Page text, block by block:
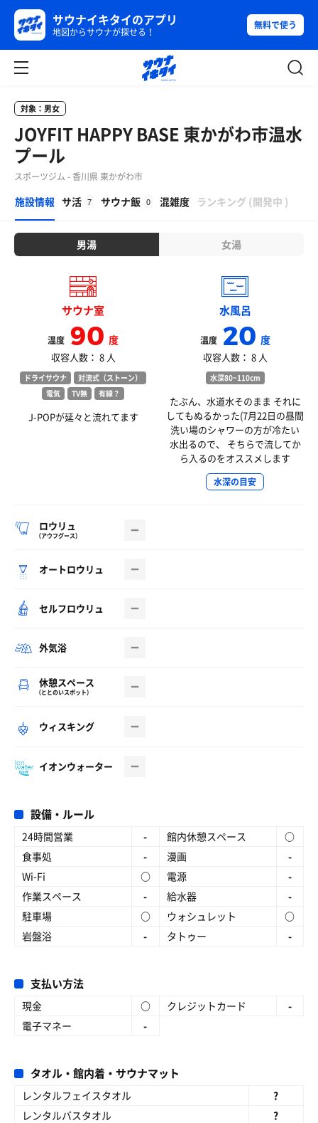
サウナイキタイのアプリ
地図からサウナが探せる！
無料で使う
対象：男女
JOYFIT HAPPY BASE 東かがわ市温水
プール
スポーツジム - 香川県 東かがわ市
施設情報 サ活 7 サウナ飯 0 混雑度 ランキング (開発中 )
男湯 女湯
サウナ室
温度 90度
収容人数： 8 人
ドライサウナ
対流式（ストーン）
電気
TV無 有線？
J-POPが延々と流れてます
水風呂
温度20度
収容人数： 8 人
水深80~110cm
たぶん、水道水そのまま それに
してもぬるかった(7月22日の昼間
洗い場のシャワーの方が冷たい
水出るので、 そちらで流してか
ら入るのをオススメします
水深の目安
ロウリュ
（アウフグース）
オートロウリュ
セルフロウリュ
外気浴
休憩スペース
（ととのいスポット）
ウィスキング
イオンウォーター
設備・ルール
24時間営業 - 館内休憩スペース
○
食事処
- 漫画
-
Wi-Fi
○ 電源
-
作業スペース
- 給水器
-
駐車場
○ ウォシュレット
○
岩盤浴
- タトゥー -
支払い方法
現金 ○ クレジットカード
-
電子マネー
-
タオル・館内着・サウナマット
レンタルフェイスタオル
?
レンタルバスタオル
?